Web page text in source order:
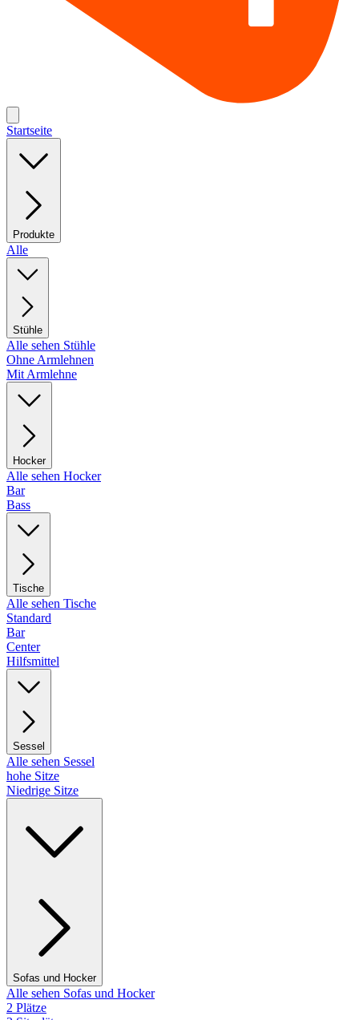
Startseite
Produkte
Alle
Stühle
Alle sehen Stühle
Ohne Armlehnen
Mit Armlehne
Hocker
Alle sehen Hocker
Bar
Bass
Tische
Alle sehen Tische
Standard
Bar
Center
Hilfsmittel
Sessel
Alle sehen Sessel
hohe Sitze
Niedrige Sitze
Sofas und Hocker
Alle sehen Sofas und Hocker
2 Plätze